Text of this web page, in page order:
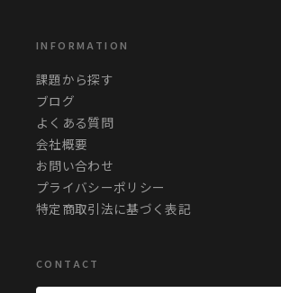
INFORMATION
課題から探す
ブログ
よくある質問
会社概要
お問い合わせ
プライバシーポリシー
特定商取引法に基づく表記
CONTACT